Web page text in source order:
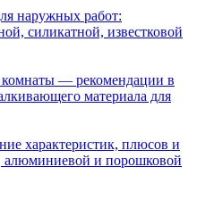
наружных работ:
силикатной, известковой
комнаты — рекомендации в
материала для
характеристик, плюсов и
алюминиевой и порошковой